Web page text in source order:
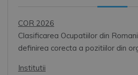
COR 2026
Clasificarea Ocupatiilor din
definirea corecta a pozitiilor din
Institutii